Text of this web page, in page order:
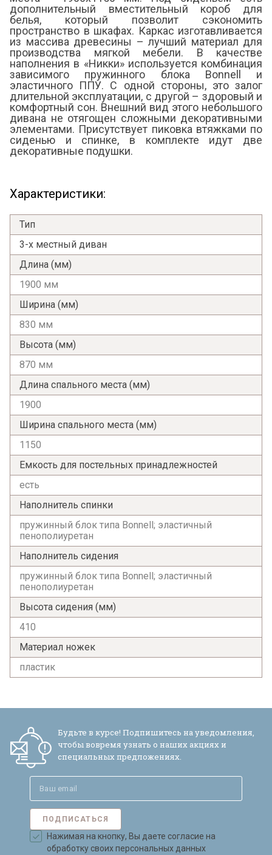
согласен на их обработку.
дополнительный вместительный короб для
белья, который позволит сэкономить
пространство в шкафах. Каркас изготавливается
из массива древесины – лучший материал для
производства мягкой мебели. В качестве
наполнения в «Никки» используется комбинация
зависимого пружинного блока Bonnell и
эластичного ППУ. С одной стороны, это залог
длительной эксплуатации, с другой – здоровый и
комфортный сон. Внешний вид этого небольшого
дивана не отягощен сложными декоративными
элементами. Присутствует пиковка втяжками по
сиденью и спинке, в комплекте идут две
декоративные подушки.
Характеристики:
Тип
3-х местный диван
Длина (мм)
1900 мм
Ширина (мм)
830 мм
Высота (мм)
870 мм
Длина спального места (мм)
1900
Ширина спального места (мм)
1150
Емкость для постельных принадлежностей
есть
Наполнитель спинки
пружинный блок типа Bonnell; эластичный
пенополиуретан
Наполнитель сидения
пружинный блок типа Bonnell; эластичный
пенополиуретан
Высота сидения (мм)
410
Материал ножек
пластик
Будьте в курсе! Подпишитесь на уведомления,
чтобы вовремя узнать о наших акциях и
специальных предложениях.
ПОДПИСАТЬСЯ
Нажимая на кнопку, Вы даете согласие на
обработку своих персональных данных